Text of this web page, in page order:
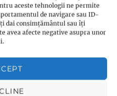
aceste tehnologii ne permite
de navigare sau ID-
dai consimțământul sau îți
avea afecte negative asupra unor
(1)
(1)